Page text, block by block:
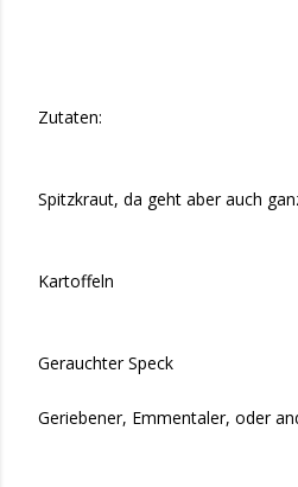
Zutaten:
Spitzkraut, da geht aber auch
Kartoffeln
Gerauchter Speck
Geriebener, Emmentaler, oder